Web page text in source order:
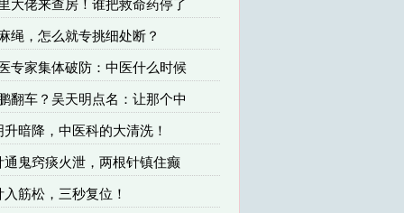
大佬来查房！谁把救命药停了
绳，怎么就专挑细处断？
专家集体破防：中医什么时候
翻车？吴天明点名：让那个中
暗降，中医科的大清洗！
通鬼窍痰火泄，两根针镇住癫
筋松，三秒复位！